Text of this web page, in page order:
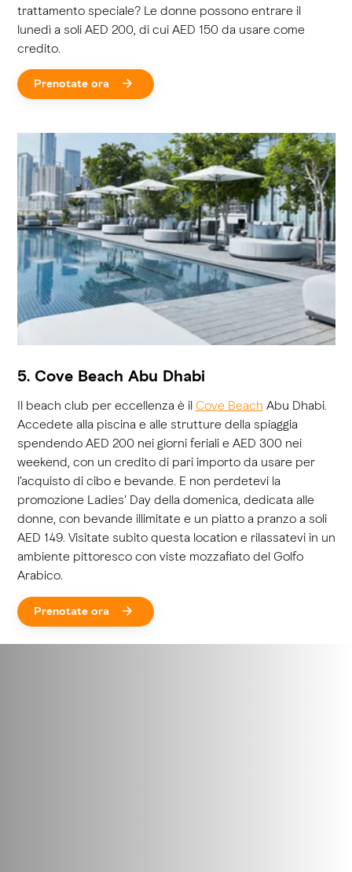
trattamento speciale? Le donne possono entrare il
lunedì a soli AED 200, di cui AED 150 da usare come
credito.
Prenotate ora
5. Cove Beach Abu Dhabi
Il beach club per eccellenza è il Cove Beach Abu Dhabi.
Accedete alla piscina e alle strutture della spiaggia
spendendo AED 200 nei giorni feriali e AED 300 nei
weekend, con un credito di pari importo da usare per
l’acquisto di cibo e bevande. E non perdetevi la
promozione Ladies' Day della domenica, dedicata alle
donne, con bevande illimitate e un piatto a pranzo a soli
AED 149. Visitate subito questa location e rilassatevi in un
ambiente pittoresco con viste mozzafiato del Golfo
Arabico.
Prenotate ora